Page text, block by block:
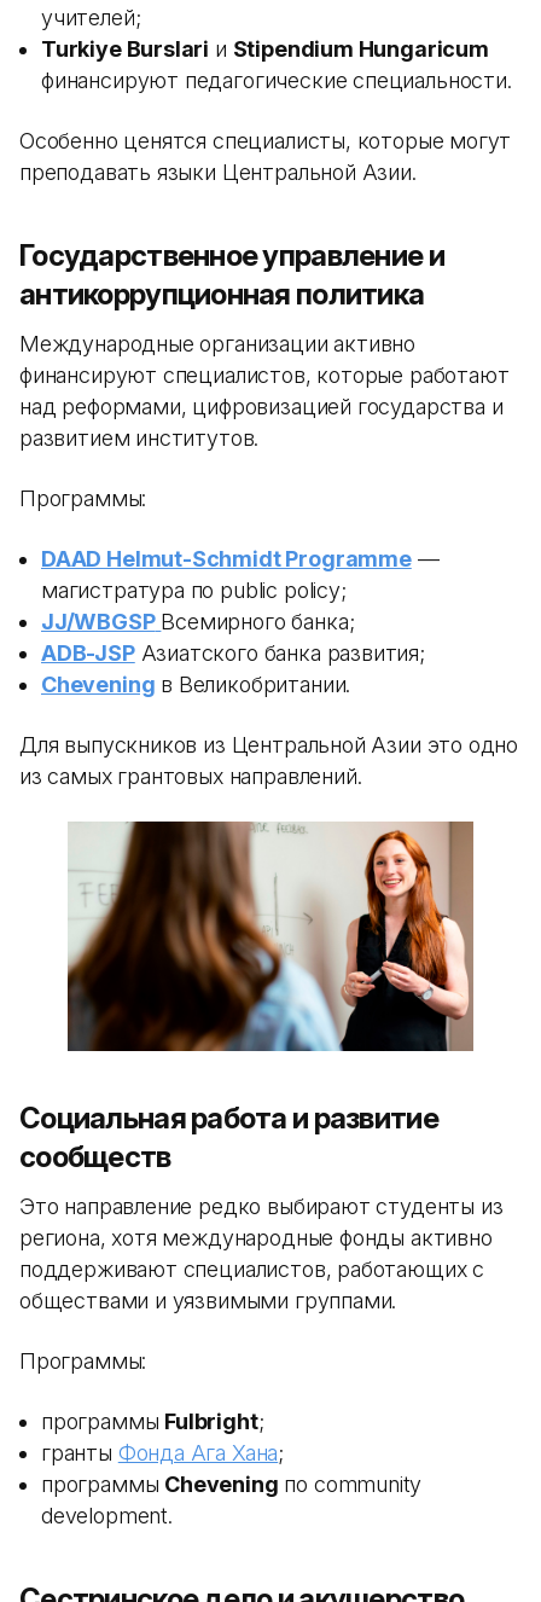
учителей;
Turkiye Burslari и Stipendium Hungaricum
финансируют педагогические специальности.
Особенно ценятся специалисты, которые могут
преподавать языки Центральной Азии.
Государственное управление и
антикоррупционная политика
Международные организации активно
финансируют специалистов, которые работают
над реформами, цифровизацией государства и
развитием институтов.
Программы:
DAAD Helmut-Schmidt Programme—
магистратура по public policy;
JJ/WBGSP Всемирного банка;
ADB-JSPАзиатского банка развития;
Chevening в Великобритании.
Для выпускников из Центральной Азии это одно
из самых грантовых направлений.
Социальная работа и развитие
сообществ
Это направление редко выбирают студенты из
региона, хотя международные фонды активно
поддерживают специалистов, работающих с
обществами и уязвимыми группами.
Программы:
программы Fulbright;
гранты Фонда Ага Хана;
программы Chevening по community
development.